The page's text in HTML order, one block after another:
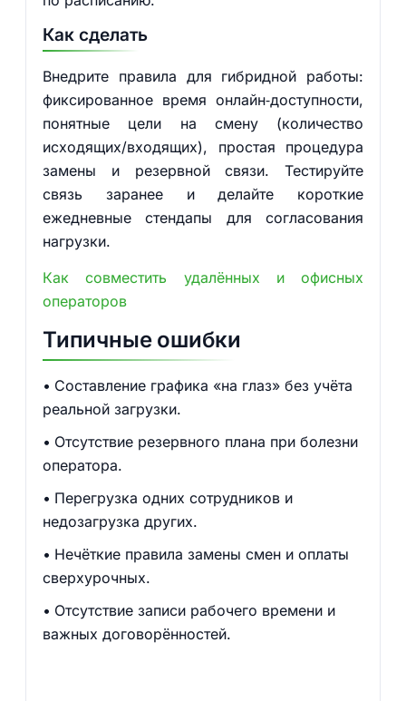
Как сделать
Внедрите правила для гибридной работы:
фиксированное время онлайн‑доступности,
понятные цели на смену (количество
исходящих/входящих), простая процедура
замены и резервной связи. Тестируйте
связь заранее и делайте короткие
ежедневные стендапы для согласования
нагрузки.
Как совместить удалённых и офисных
операторов
Типичные ошибки
Составление графика «на глаз» без учёта
реальной загрузки.
Отсутствие резервного плана при болезни
оператора.
Перегрузка одних сотрудников и
недозагрузка других.
Нечёткие правила замены смен и оплаты
сверхурочных.
Отсутствие записи рабочего времени и
важных договорённостей.